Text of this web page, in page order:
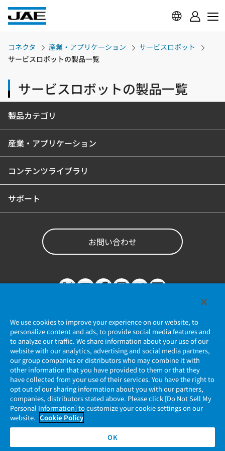
コネクタ 産業・アプリケーション
サービスロボット
サービスロボットの製品一覧
サービスロボットの製品一覧
製品カテゴリ
産業・アプリケーション
コンテンツライブラリ
サポート
お問い合わせ
個人情報保護ポリシー
JAE Cookie Policy
マイナンバー情報保護ポリシー
当社ウェブサイトのご利用について
ソーシャルメディア公式アカウント運用ポリシー
We use cookies to improve your experience on our website, to
personalize content and ads, to provide social media features and
to analyze our traffic. We share information about your use of our
website with our analytics, advertising and social media partners,
our group companies or distributors who may combine it with
other information that you have provided to them or that they
have collected from your use of their services. You have the right to
opt out of our sharing information about you with our partners,
companies, distributors stated above. Please click [Do Not Sell My
Personal Information] to customize your cookie settings on our
website. Cookie Policy
OK